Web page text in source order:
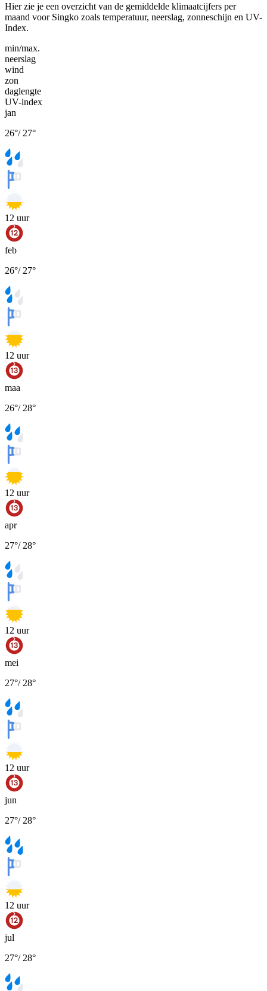
Hier zie je een overzicht van de gemiddelde klimaatcijfers per
maand voor Singko zoals temperatuur, neerslag, zonneschijn en UV-
Index.
min/max.
neerslag
wind
zon
daglengte
UV-index
jan
26°/ 27°
12 uur
feb
26°/ 27°
12 uur
maa
26°/ 28°
12 uur
apr
27°/ 28°
12 uur
mei
27°/ 28°
12 uur
jun
27°/ 28°
12 uur
jul
27°/ 28°